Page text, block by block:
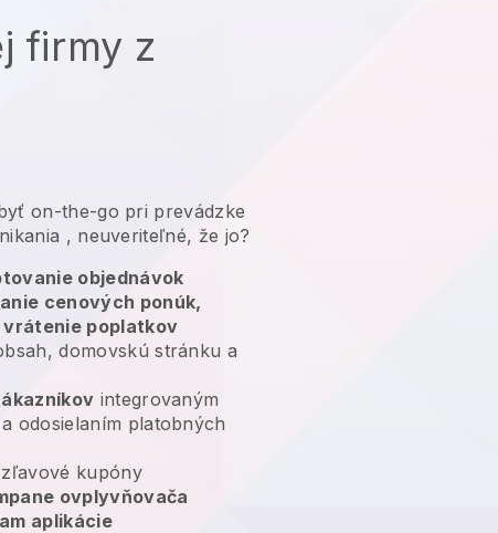
firmy z
on-the-go pri prevádzke
, neuveriteľné, že jo?
objednávok
cenových ponúk,
poplatkov
domovskú stránku a
integrovaným
odosielaním platobných
zľavové kupóny
ovplyvňovača
aplikácie